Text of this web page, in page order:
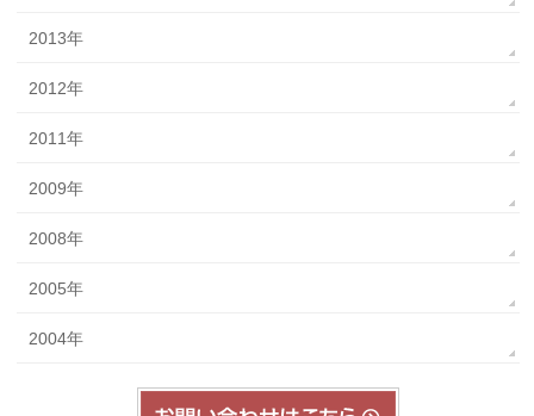
2013年
2012年
2011年
2009年
2008年
2005年
2004年